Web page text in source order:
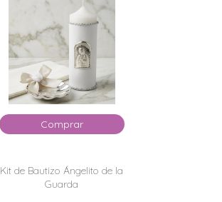
Comprar
Kit de Bautizo Ángelito de la
Guarda